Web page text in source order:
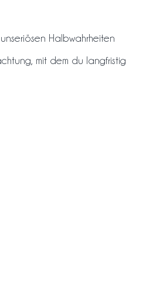
Halbwahrheiten
mit dem du langfristig